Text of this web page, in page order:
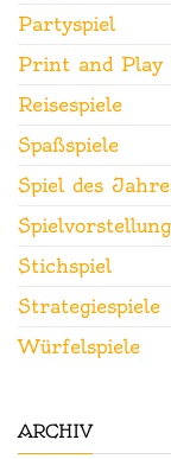
Partyspiel
Print and Play
Reisespiele
Spaßspiele
Spiel des
Spielvorstellung
Stichspiel
Strategiespiele
Würfelspiele
ARCHIV